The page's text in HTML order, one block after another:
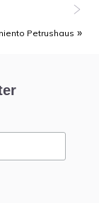
Petrushaus